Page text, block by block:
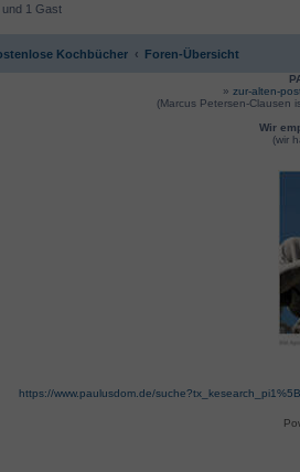
und 1 Gast
Kochbücher Foren-Übersicht
» zur-alten-
(Marcus Petersen-Clausen
Wir
(wir
https://www.paulusdom.de/